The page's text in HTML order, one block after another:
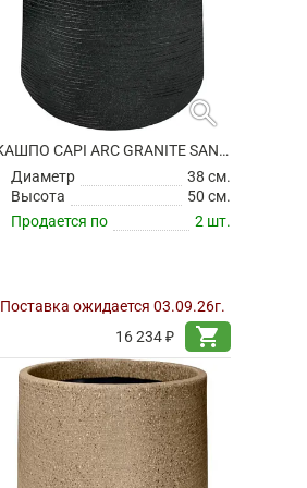
search
КАШПО CAPI ARC GRANITE SANDBAG HIGH BLACK
Диаметр
38 см.
Высота
50 см.
Продается по
2 шт.
Поставка ожидается 03.09.26г.
16 234 ₽
shopping_cart